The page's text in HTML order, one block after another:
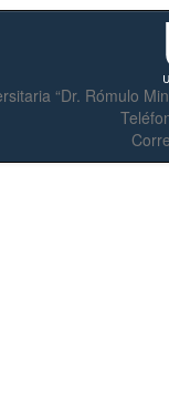
“Dr. Rómulo